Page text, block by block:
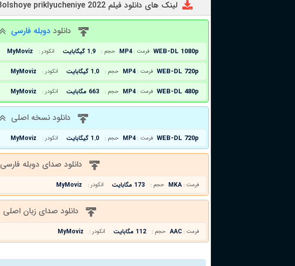
لینک های دانلود فیلم Chuk i Gek. Bolshoye priklyucheniye 2022
دانلود دوبله فارسی
WEB-DL 1080p فرمت : MP4 حجم : 1.9 گیگابایت انکودر : MyMoviz
WEB-DL 720p فرمت : MP4 حجم : 1.0 گیگابایت انکودر : MyMoviz
WEB-DL 480p فرمت : MP4 حجم : 663 مگابایت انکودر : MyMoviz
دانلود نسخه اصلی
WEB-DL 720p فرمت : MP4 حجم : 1.0 گیگابایت انکودر : MyMoviz
دانلود صدای دوبله فارسی
فرمت : MKA حجم : 173 مگابایت انکودر : MyMoviz
دانلود صدای زبان اصلی
فرمت : AAC حجم : 112 مگابایت انکودر : MyMoviz